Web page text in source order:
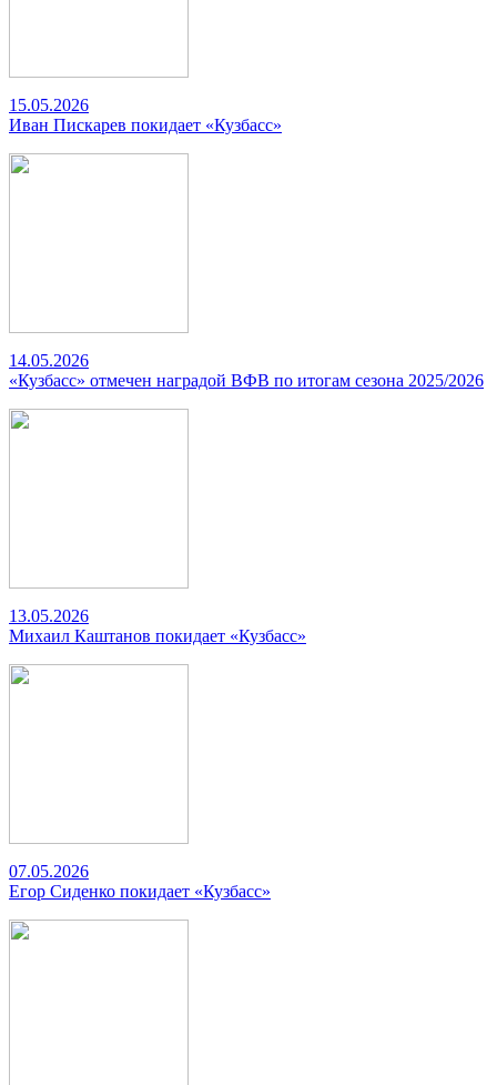
15.05.2026
Иван Пискарев покидает «Кузбасс»
14.05.2026
«Кузбасс» отмечен наградой ВФВ по итогам сезона 2025/2026
13.05.2026
Михаил Каштанов покидает «Кузбасс»
07.05.2026
Егор Сиденко покидает «Кузбасс»